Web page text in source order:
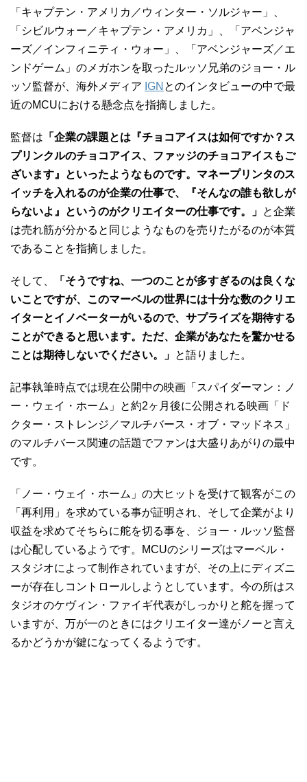
「キャプテン・アメリカ／ウィンター・ソルジャー」、
「シビルウォー／キャプテン・アメリカ」、「アベンジャ
ーズ／インフィニティ・ウォー」、「アベンジャーズ／エ
ンドゲーム」のメガホンを取ったルッソ兄弟のジョー・ル
ッソ監督が、海外メディア IGN とのインタビューの中で最
近のMCUにおける懸念点を指摘しました。
監督は 「企業の課題とは『チョコアイスは如何ですか？ス
プリンクルのチョコアイス、ファッジのチョコアイスもご
ざいます』といったようなものです。マネープリンタのス
イッチを入れるのが企業の仕事で、『そんなの誰も欲しが
らないよ』というのがクリエイターの仕事です。」
と企業
は売れ筋が分かると同じようなものを売りたがるのが本質
であることを指摘しました。
そして、
「そうですね、一つのことが多すぎるのは良くな
いことですが、このマーベルの世界には十分な数のクリエ
イターとイノベーターがいるので、サプライズを期待する
ことができると思います。ただ、企業があなたを驚かせる
ことは期待しないでください。」
と語りました。
記事執筆時点では現在公開中の映画「スパイダーマン：ノ
ー・ウェイ・ホーム」と約2ヶ月後に公開される映画「ド
クター・ストレンジ／マルチバース・オブ・マッドネス」
のマルチバース関連の話題でファンは大盛りあがりの最中
です。
「ノー・ウェイ・ホーム」の大ヒットを受けて観客がこの
「再利用」を求めている事が証明され、そして企業がより
収益を求めてそちらに舵を切る事を、ジョー・ルッソ監督
は心配しているようです。MCUのシリーズはマーベル・
スタジオによって制作されていますが、その上にディズニ
ーが存在しコントロールしようとしています。今の所はス
タジオのケヴィン・ファイギ代表がしっかりと舵を握って
いますが、万が一のときにはクリエイター達がノーと言え
るかどうかが鍵になってくるようです。